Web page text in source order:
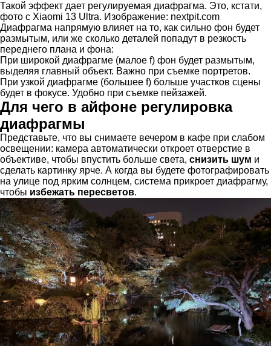
Такой эффект дает регулируемая диафрагма. Это, кстати,
фото с Xiaomi 13 Ultra. Изображение: nextpit.com
Диафрагма напрямую влияет на то, как сильно фон будет
размытым, или же сколько деталей попадут в резкость
переднего плана и фона:
При широкой диафрагме (малое f) фон будет размытым,
выделяя главный объект. Важно при съемке портретов.
При узкой диафрагме (большее f) больше участков сцены
будет в фокусе. Удобно при съемке пейзажей.
Для чего в айфоне регулировка
диафрагмы
Представьте, что вы снимаете вечером в кафе при слабом
освещении: камера автоматически откроет отверстие в
объективе, чтобы впустить больше света, снизить шум и
сделать картинку ярче. А когда вы будете фотографировать
на улице под ярким солнцем, система прикроет диафрагму,
чтобы избежать пересветов.